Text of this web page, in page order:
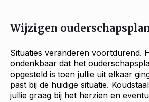
Wijzigen
Situaties veranderen voortdurend.
ondenkbaar dat het
opgesteld is toen jullie uit elkaar
past bij de huidige situatie.
jullie graag bij het herzien en